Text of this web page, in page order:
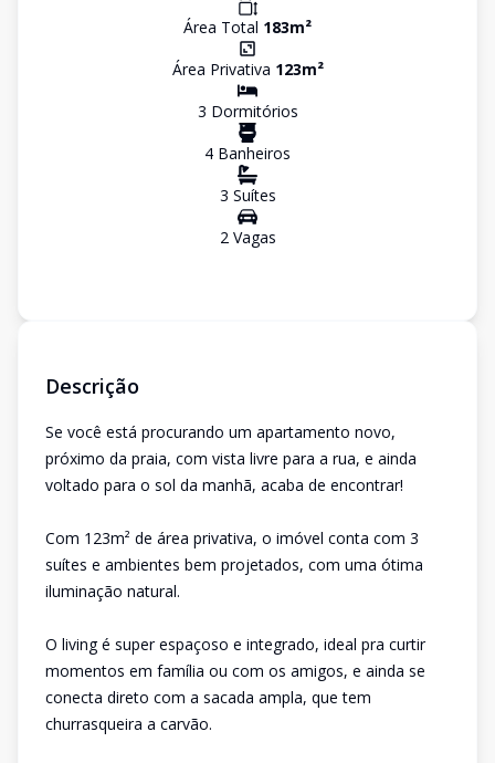
Área Total 183m²
Área Privativa 123m²
3 Dormitórios
4 Banheiros
3 Suítes
2Vagas
Descrição
Se você está procurando um apartamento novo,
próximo da praia, com vista livre para a rua, e ainda
voltado para o sol da manhã, acaba de encontrar!
Com 123m² de área privativa, o imóvel conta com 3
suítes e ambientes bem projetados, com uma ótima
iluminação natural.
O living é super espaçoso e integrado, ideal pra curtir
momentos em família ou com os amigos, e ainda se
conecta direto com a sacada ampla, que tem
churrasqueira a carvão.